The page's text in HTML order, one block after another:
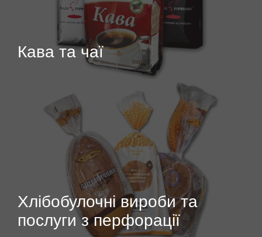
Кава та чаї
Хлібобулочні вироби та
послуги з перфорації